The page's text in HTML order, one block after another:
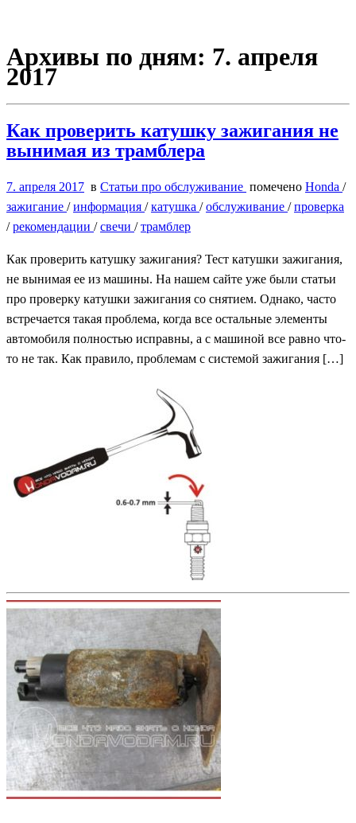
Архивы по дням: 7. апреля
2017
Как проверить катушку зажигания не
вынимая из трамблера
7. апреля 2017 в Статьи про обслуживание помечено Honda /
зажигание /информация /катушка /обслуживание /проверка
/рекомендации /свечи /трамблер
Как проверить катушку зажигания? Тест катушки зажигания,
не вынимая ее из машины. На нашем сайте уже были статьи
про проверку катушки зажигания со снятием. Однако, часто
встречается такая проблема, когда все остальные элементы
автомобиля полностью исправны, а с машиной все равно что-
то не так. Как правило, проблемам с системой зажигания […]